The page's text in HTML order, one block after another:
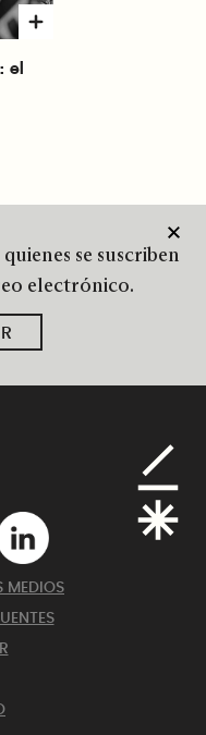
el
se suscriben
electrónico.
MEDIOS